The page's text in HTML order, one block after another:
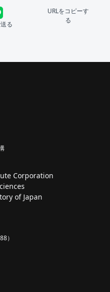
る
URLをコピーす
る
Corporation
of Japan
）